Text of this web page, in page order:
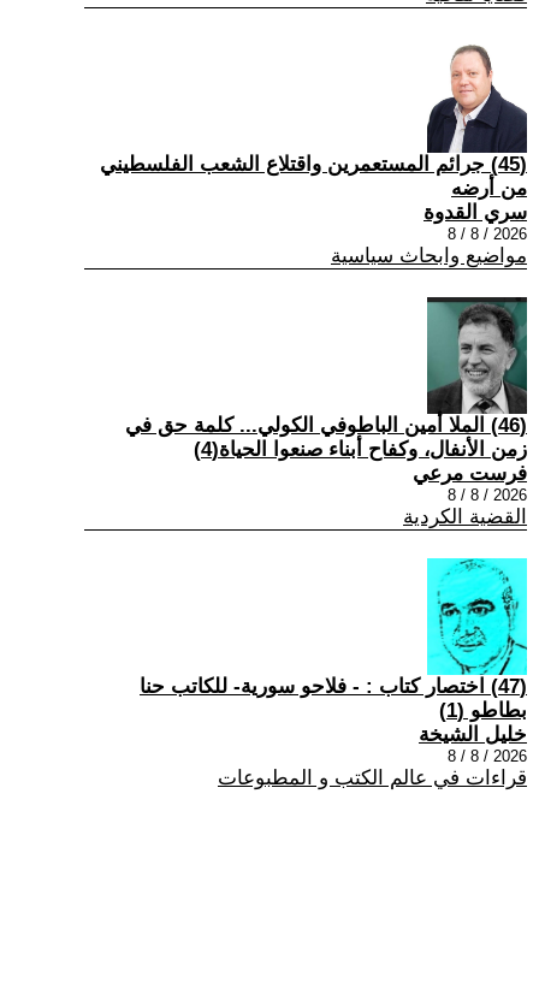
(45) جرائم المستعمرين واقتلاع الشعب الفلسطيني
من أرضه
سري القدوة
2026 / 8 / 8
مواضيع وابحاث سياسية
(46) الملا أمين الباطوفي الكولي... كلمة حق في
زمن الأنفال، وكفاح أبناء صنعوا الحياة(4)
فرست مرعي
2026 / 8 / 8
القضية الكردية
(47) اختصار كتاب : - فلاحو سورية- للكاتب حنا
بطاطو (1)
خليل الشيخة
2026 / 8 / 8
قراءات في عالم الكتب و المطبوعات